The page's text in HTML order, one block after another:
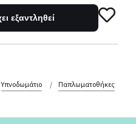
εξαντληθεί
Υπνοδωμάτιο Παπλωματοθήκες